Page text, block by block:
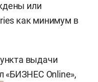
или
как минимум в
выдачи
«БИЗНЕС Online»,